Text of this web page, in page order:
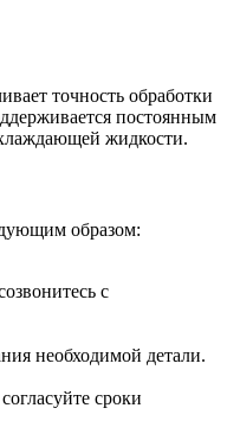
точность обработки
постоянным
жидкости.
образом:
с
необходимой детали.
сроки